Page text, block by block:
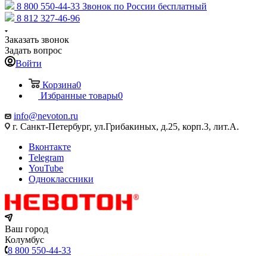
8 800 550-44-33 Звонок по России бесплатный
8 812 327-46-96
Заказать звонок
Задать вопрос
Войти
Корзина0
Избранные товары0
info@nevoton.ru
г. Санкт-Петербург, ул.Грибакиных, д.25, корп.3, лит.А.
Вконтакте
Telegram
YouTube
Одноклассники
Ваш город
Колумбус
8 800 550-44-33